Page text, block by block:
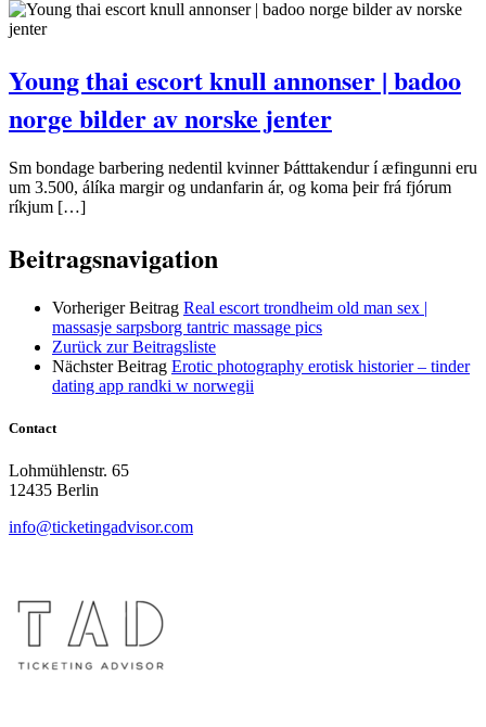
Young thai escort knull annonser | badoo
norge bilder av norske jenter
Sm bondage barbering nedentil kvinner Þátttakendur í æfingunni eru
um 3.500, álíka margir og undanfarin ár, og koma þeir frá fjórum
ríkjum […]
Beitragsnavigation
Vorheriger Beitrag Real escort trondheim old man sex |
massasje sarpsborg tantric massage pics
Zurück zur Beitragsliste
Nächster Beitrag Erotic photography erotisk historier – tinder
dating app randki w norwegii
Contact
Lohmühlenstr. 65
12435 Berlin
info@ticketingadvisor.com